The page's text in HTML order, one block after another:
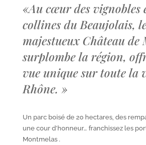
«Au cœur des vignobles
collines du Beaujolais,
majestueux Château de
surplombe la région,
vue unique sur toute la
Rhône. »
Un parc boisé de 20 hectares, des
une cour d’honneur… franchissez les
Montmelas .